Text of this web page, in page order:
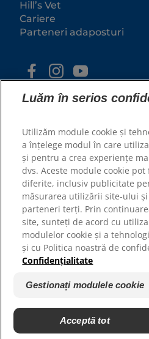
Hill’s Vet
Cariere
Parteneri adaposturi
© 2025 Hill's Pet
Toate drepturile
Așa cum este utilizat în
statutul de marcă
S.U.A.; statutul de
poate fi diferit.
termenilor noștri.
Termeni și condiții
Politica juridică și de
Luăm în serios
Utilizăm module cookie și
a înțelege modul în care
și pentru a crea experiențe
dvs. Aceste module cookie
diferite, inclusiv publicitate
măsurarea utilizării site-ului
parteneri terți. Prin
site, sunteți de acord cu
modulelor cookie și a
și cu Politica noastră de
Confidențialitate
Gestionați modulele cookie
Acceptă tot